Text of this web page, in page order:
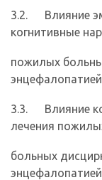
3.2. Влияние
когнитивные
пожилых
3.3. Влияние
лечения
больных